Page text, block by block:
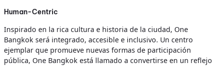
Human-Centric
Inspirado en la rica cultura e historia de la ciudad, One
Bangkok será integrado, accesible e inclusivo. Un centro
ejemplar que promueve nuevas formas de participación
pública, One Bangkok está llamado a convertirse en un reflejo